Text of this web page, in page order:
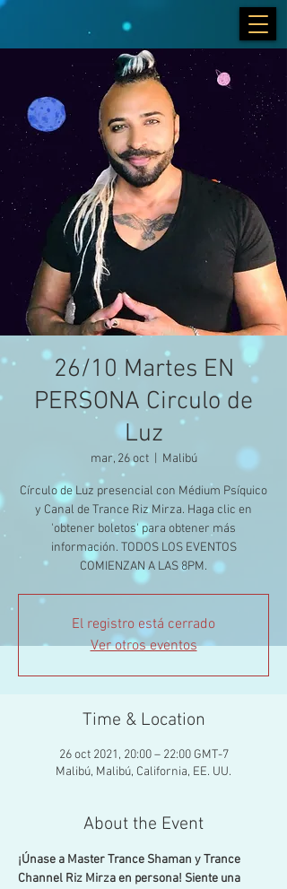
26/10 Martes EN
PERSONA Circulo de
Luz
mar, 26 oct
  |
Malibú
Círculo de Luz presencial con Médium Psíquico
y Canal de Trance Riz Mirza. Haga clic en
'obtener boletos' para obtener más
información. TODOS LOS EVENTOS
COMIENZAN A LAS 8PM.
El registro está cerrado
Ver otros eventos
Time & Location
26 oct 2021, 20:00 – 22:00 GMT-7
Malibú, Malibú, California, EE. UU.
About the Event
¡Únase a Master Trance Shaman y Trance
Channel Riz Mirza en persona! Siente una